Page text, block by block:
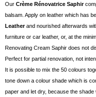
Our Crème Rénovatrice Saphir
balsam. Apply on leather which has
Leatherand nourished afterwards
furniture or car leather, or, at the
Renovating Cream Saphir does not
Perfect for partial renovation, not
It is possible to mix the 50 colours
tone down a colour shade which is
paper and let dry, because the shade